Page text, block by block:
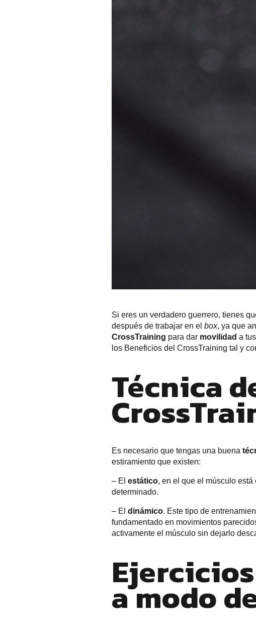
Si eres un verdadero guerrero, tienes
después de trabajar en el box, ya que
CrossTraining para dar movilidad a
los Beneficios del CrossTraining tal y
Técnica
Es necesario que tengas una buena
estiramiento que existen:
– El estático, en el que el músculo
determinado.
– El dinámico. Este tipo de
fundamentado en movimientos
activamente el músculo sin dejarlo
a modo